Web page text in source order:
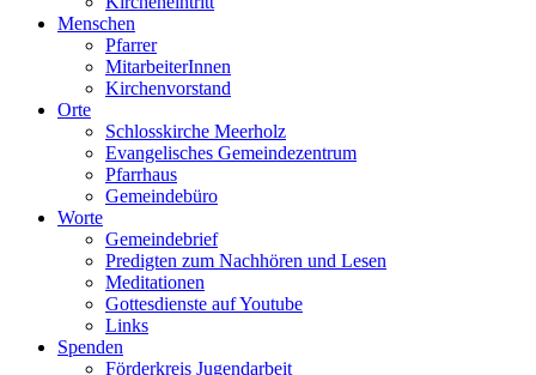
Menschen
Pfarrer
MitarbeiterInnen
Kirchenvorstand
Orte
Schlosskirche Meerholz
Evangelisches Gemeindezentrum
Pfarrhaus
Gemeindebüro
Worte
Gemeindebrief
Predigten zum Nachhören und Lesen
Meditationen
Gottesdienste auf Youtube
Links
Spenden
Förderkreis Jugendarbeit